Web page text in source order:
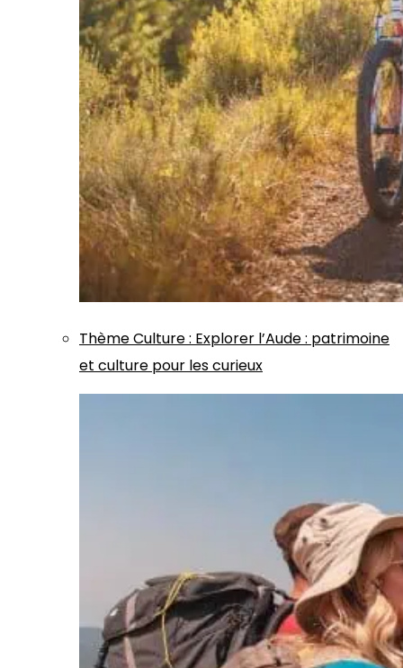
ThèmeCulture: Explorer l’Aude : patrimoine
et culture pour les curieux